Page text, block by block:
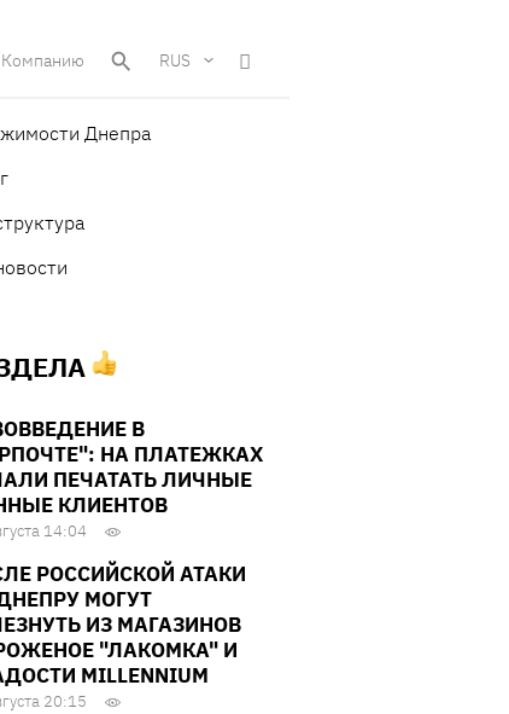
Компанию RUS
Днепра
В
НА ПЛАТЕЖКАХ
ПЕЧАТАТЬ ЛИЧНЫЕ
КЛИЕНТОВ
14:04
РОССИЙСКОЙ АТАКИ
МОГУТ
ИЗ МАГАЗИНОВ
"ЛАКОМКА" И
MILLENNIUM
20:15